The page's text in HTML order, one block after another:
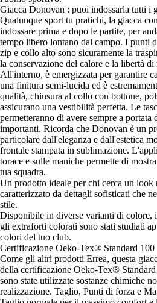
Giacca Donovan : puoi indossarla tutti i
Qualunque sport tu pratichi, la giacca
indossare prima e dopo le partite, per
tempo libero lontano dal campo. I punti
zip e collo alto sono sicuramente la
la conservazione del calore e la libertà
All'interno, è emergizzata per garantire
una finitura semi-lucida ed è
qualità, chiusura al collo con bottone,
assicurano una vestibilità perfetta. Le
permetteranno di avere sempre a
importanti. Ricorda che Donovan è un
particolare dall'eleganza e dall'estetica
frontale stampata in sublimazione.
torace e sulle maniche permette di
tua squadra.
Un prodotto ideale per chi cerca un look
caratterizzato da dettagli sofisticati che
stile.
Disponibile in diverse varianti di colore,
gli extraforti colorati sono stati studiati
colori del tuo club.
Certificazione Oeko-Tex® Standard 100
Come gli altri prodotti Errea, questa
della certificazione Oeko-Tex®
sono state utilizzate sostanze chimiche
realizzazione. Taglio, Punti di forza e